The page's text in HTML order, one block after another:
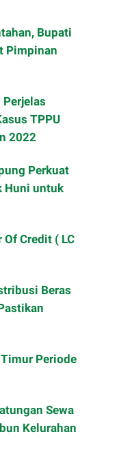
Bupati
Pimpinan
TPPU
2022
Perkuat
Huni untuk
Credit ( LC
Beras
Periode
Sewa
Kelurahan